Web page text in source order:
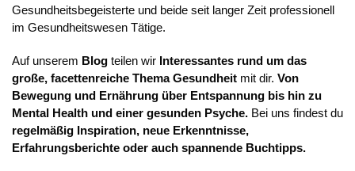
Gesundheitsbegeisterte und beide seit langer Zeit professionell
im Gesundheitswesen Tätige.
Auf unserem Blog teilen wir Interessantes rund um das
große, facettenreiche Thema Gesundheit mit dir. Von
Bewegung und Ernährung über Entspannung bis hin zu
Mental Health und einer gesunden Psyche. Bei uns findest du
regelmäßig Inspiration, neue Erkenntnisse,
Erfahrungsberichte oder auch spannende Buchtipps.